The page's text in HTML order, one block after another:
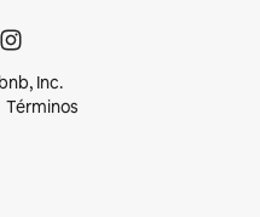
Inc.
Términos